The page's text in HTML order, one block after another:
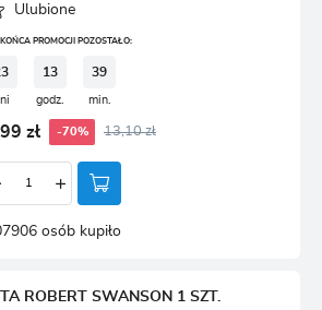
Ulubione
PROMOCJI POZOSTAŁO:
13
godz.
39
min.
zł -70% 13,10 zł
osób kupiło
ROBERT SWANSON 1 SZT.